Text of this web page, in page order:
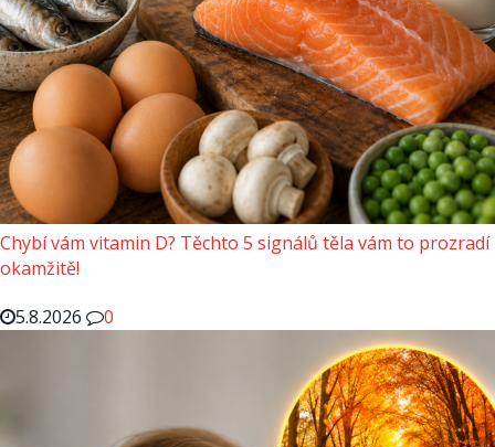
Chybí vám vitamin D? Těchto 5 signálů těla vám to prozradí
okamžitě!
5.8.2026
0